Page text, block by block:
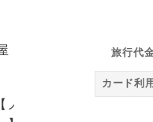
ハダンゲルフィヨルド、
旅行代
カード利